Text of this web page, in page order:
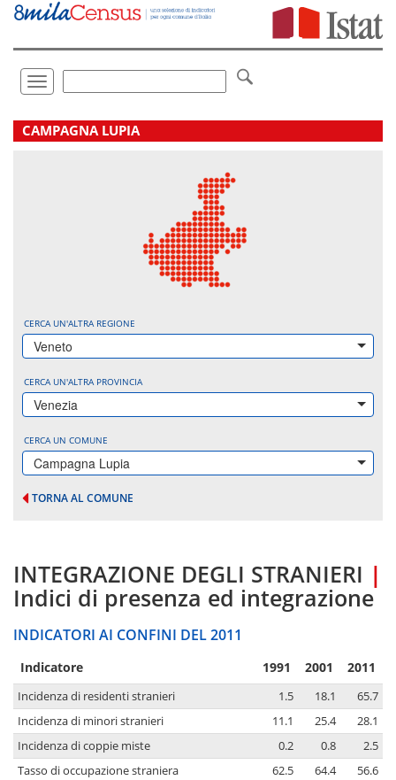
Vai
direttamente
Toggle
navigation
.
CAMPAGNA LUPIA
CERCA UN'ALTRA REGIONE
Veneto
CERCA UN'ALTRA PROVINCIA
Venezia
CERCA UN COMUNE
Campagna Lupia
TORNA AL COMUNE
INTEGRAZIONE DEGLI STRANIERI |
Indici di presenza ed integrazione
INDICATORI AI CONFINI DEL 2011
Indicatore 1991 2001 2011
Incidenza di residenti stranieri 1.5 18.1
65.7
Incidenza di minori stranieri
11.1 25.4
28.1
Incidenza di coppie miste
0.2 0.8
2.5
Tasso di occupazione straniera
62.5 64.4
56.6